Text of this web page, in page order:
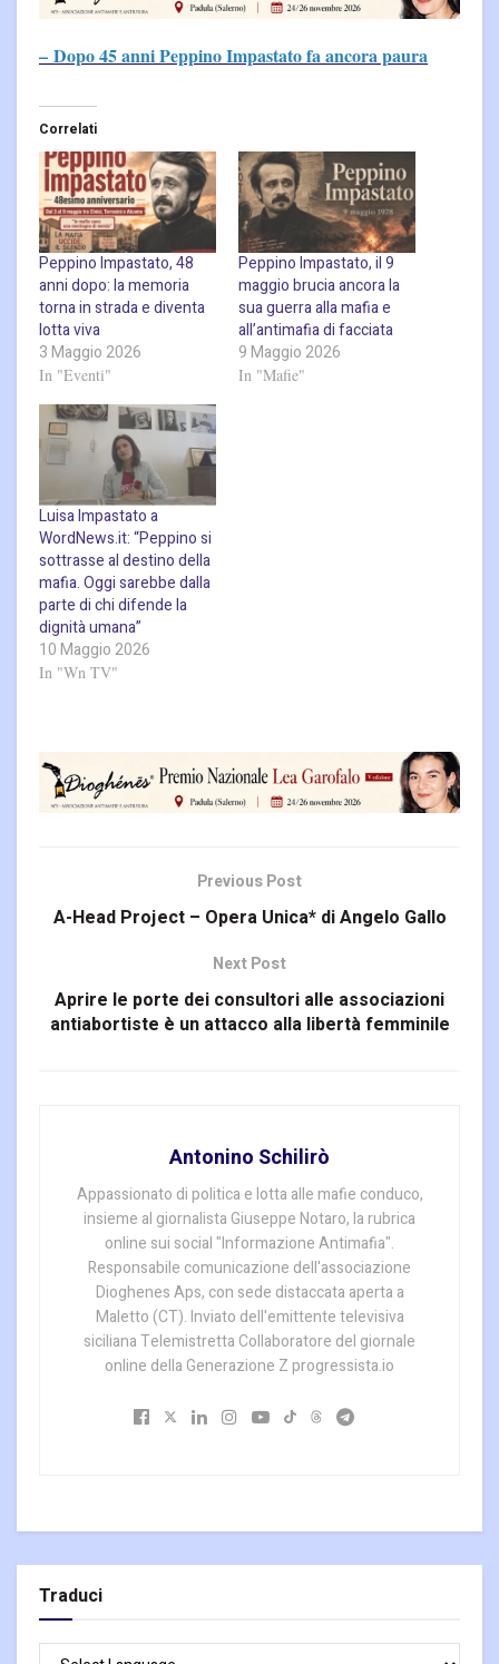
– Dopo 45 anni Peppino Impastato fa ancora paura
Correlati
Peppino Impastato, 48
anni dopo: la memoria
torna in strada e diventa
lotta viva
3 Maggio 2026
In "Eventi"
Peppino Impastato, il 9
maggio brucia ancora la
sua guerra alla mafia e
all’antimafia di facciata
9 Maggio 2026
In "Mafie"
Luisa Impastato a
WordNews.it: “Peppino si
sottrasse al destino della
mafia. Oggi sarebbe dalla
parte di chi difende la
dignità umana”
10 Maggio 2026
In "Wn TV"
Previous Post
A-Head Project – Opera Unica* di Angelo Gallo
Next Post
Aprire le porte dei consultori alle associazioni
antiabortiste è un attacco alla libertà femminile
Antonino Schilirò
Appassionato di politica e lotta alle mafie conduco,
insieme al giornalista Giuseppe Notaro, la rubrica
online sui social "Informazione Antimafia".
Responsabile comunicazione dell'associazione
Dioghenes Aps, con sede distaccata aperta a
Maletto (CT). Inviato dell'emittente televisiva
siciliana Telemistretta Collaboratore del giornale
online della Generazione Z progressista.io
Traduci